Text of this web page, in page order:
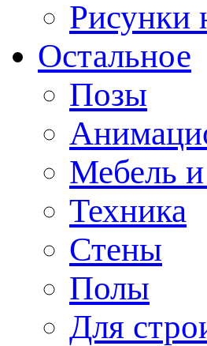
Рисунки
Остальное
Позы
Мебель
Техника
Стены
Полы
Для